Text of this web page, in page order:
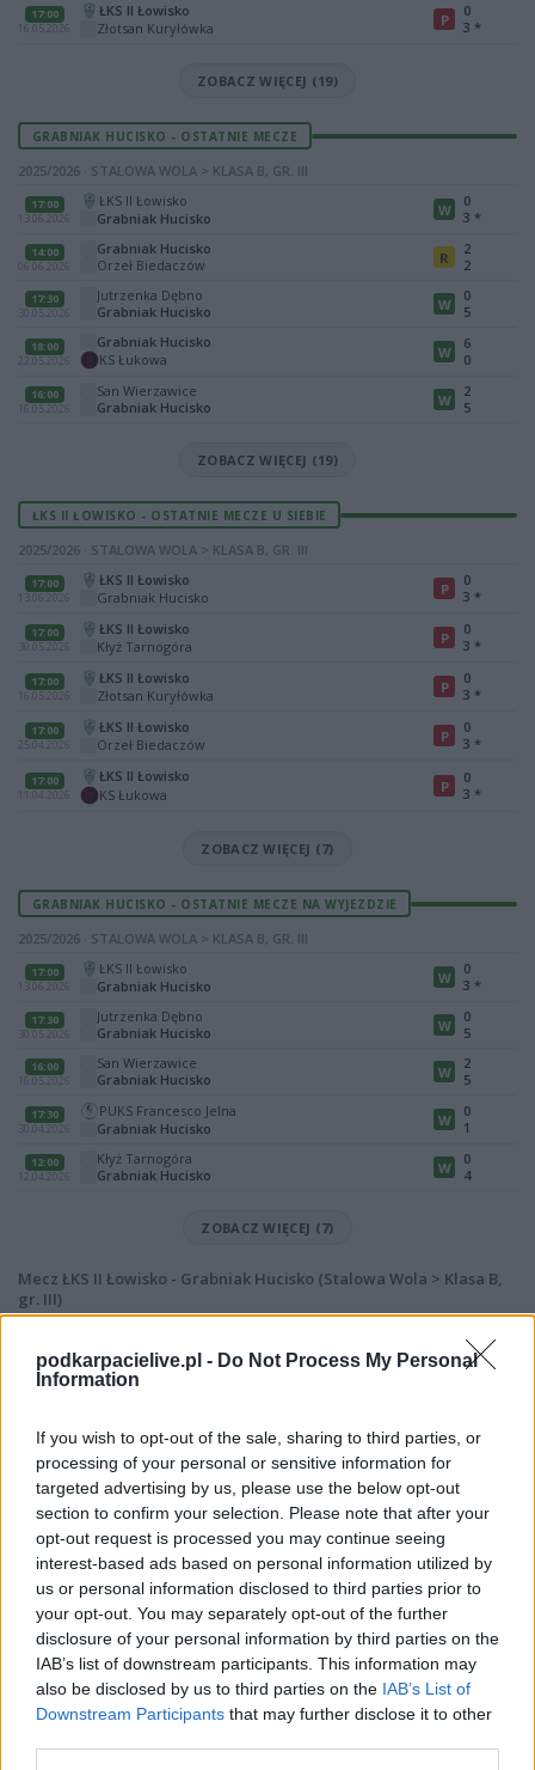
podkarpacielive.pl - Do Not Process My Personal
Information
If you wish to opt-out of the sale, sharing to third parties, or
processing of your personal or sensitive information for
targeted advertising by us, please use the below opt-out
section to confirm your selection. Please note that after your
opt-out request is processed you may continue seeing
interest-based ads based on personal information utilized by
us or personal information disclosed to third parties prior to
your opt-out. You may separately opt-out of the further
disclosure of your personal information by third parties on the
IAB’s list of downstream participants. This information may
also be disclosed by us to third parties on the IAB’s List of
Downstream Participants that may further disclose it to other
17:00
16.05.2026
ŁKS II Łowisko
Złotsan Kuryłówka
P
0
3 *
ZOBACZ WIĘCEJ (19)
GRABNIAK HUCISKO - OSTATNIE MECZE
2025/2026 · STALOWA WOLA > KLASA B, GR. III
17:00
13.06.2026
ŁKS II Łowisko
Grabniak Hucisko
W
0
3 *
14:00
06.06.2026
Grabniak Hucisko
Orzeł Biedaczów
R
2
2
17:30
30.05.2026
Jutrzenka Dębno
Grabniak Hucisko
W
0
5
18:00
22.05.2026
Grabniak Hucisko
KS Łukowa
W
6
0
16:00
16.05.2026
San Wierzawice
Grabniak Hucisko
W
2
5
ZOBACZ WIĘCEJ (19)
ŁKS II ŁOWISKO - OSTATNIE MECZE U SIEBIE
2025/2026 · STALOWA WOLA > KLASA B, GR. III
17:00
13.06.2026
ŁKS II Łowisko
Grabniak Hucisko
P
0
3 *
17:00
30.05.2026
ŁKS II Łowisko
Kłyż Tarnogóra
P
0
3 *
17:00
16.05.2026
ŁKS II Łowisko
Złotsan Kuryłówka
P
0
3 *
17:00
25.04.2026
ŁKS II Łowisko
Orzeł Biedaczów
P
0
3 *
17:00
11.04.2026
ŁKS II Łowisko
KS Łukowa
P
0
3 *
ZOBACZ WIĘCEJ (7)
GRABNIAK HUCISKO - OSTATNIE MECZE NA WYJEZDZIE
2025/2026 · STALOWA WOLA > KLASA B, GR. III
17:00
13.06.2026
ŁKS II Łowisko
Grabniak Hucisko
W
0
3 *
17:30
30.05.2026
Jutrzenka Dębno
Grabniak Hucisko
W
0
5
16:00
16.05.2026
San Wierzawice
Grabniak Hucisko
W
2
5
17:30
30.04.2026
PUKS Francesco Jelna
Grabniak Hucisko
W
0
1
12:00
12.04.2026
Kłyż Tarnogóra
Grabniak Hucisko
W
0
4
ZOBACZ WIĘCEJ (7)
Mecz ŁKS II Łowisko - Grabniak Hucisko (Stalowa Wola > Klasa B,
gr. III)
zostanie w ramach Stalowa Wola > Klasa B, gr. III (26. kolejki - Stalowa
Wola > Klasa B, gr. III).
bramek, kartki, składy, statystyki i informacje o przebiegu
spotkania. To kompletne źródło danych dla kibiców i pasjonatów
lokalnej piłki nożnej. Jeżeli aktualnie nie widzisz tutaj danych z pewnością
pracujemy nad tym żeby je uzupełnić.
Wynik meczu ŁKS II Łowisko vs Grabniak Hucisko
Po zakończeniu spotkania automatycznie publikujemyoficjalny wynik
spotkania, a także dane meczowe, jeśli są dostępne.
Pełny harmonogram rozgrywek dostępny jest tutaj:Stalowa Wola >
Klasa B, gr. III - terminarz.
Informacje o składach i strzelcach
W miarę dostępności danych, publikujemyskłady wyjściowe,
aktualizujemy zależnie od poziomu ligi i dostępnych źródeł.